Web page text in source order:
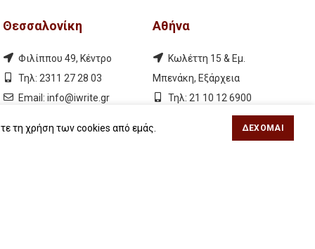
Θεσσαλονίκη
Φιλίππου 49, Κέντρο
Τηλ: 2311 27 28 03
Εmail: info@iwrite.gr
Αθήνα
Κωλέττη 15 & Εμ.
Μπενάκη, Εξάρχεια
Τηλ: 21 10 12 6900
info@iwrite.gr
τη χρήση των cookies από εμάς. ΔΈΧΟΜΑΙ